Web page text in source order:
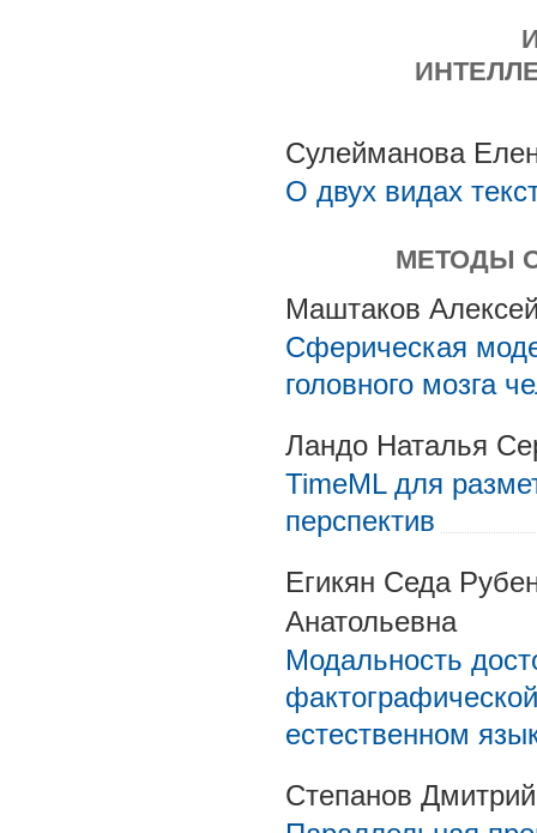
Сулейманова
О двух видах
МЕТОДЫ
Маштаков
Сферическая
головного мозга
Ландо Наталья
TimeML для
перспектив
Егикян Седа
Анатольевна
Модальность
естественном
Степанов